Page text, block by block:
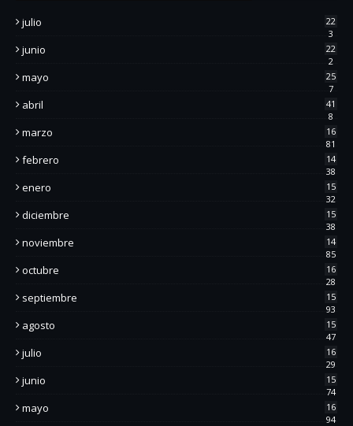
julio
22
3
junio
22
2
mayo
25
7
abril
41
8
marzo
16
81
febrero
14
38
enero
15
32
diciembre
15
38
noviembre
14
85
octubre
16
28
septiembre
15
93
agosto
15
47
julio
16
29
junio
15
74
mayo
16
94